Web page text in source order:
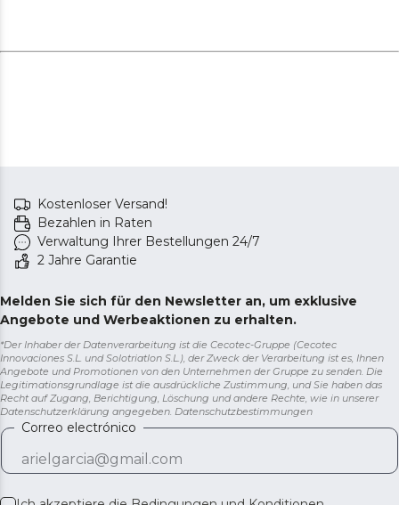
Kostenloser Versand!
Bezahlen in Raten
Verwaltung Ihrer Bestellungen 24/7
2 Jahre Garantie
Melden Sie sich für den Newsletter an, um exklusive
Angebote und Werbeaktionen zu erhalten.
*Der Inhaber der Datenverarbeitung ist die Cecotec-Gruppe (Cecotec
Innovaciones S.L. und Solotriatlon S.L.), der Zweck der Verarbeitung ist es, Ihnen
Angebote und Promotionen von den Unternehmen der Gruppe zu senden. Die
Legitimationsgrundlage ist die ausdrückliche Zustimmung, und Sie haben das
Recht auf Zugang, Berichtigung, Löschung und andere Rechte, wie in unserer
Datenschutzerklärung angegeben. Datenschutzbestimmungen
Correo electrónico